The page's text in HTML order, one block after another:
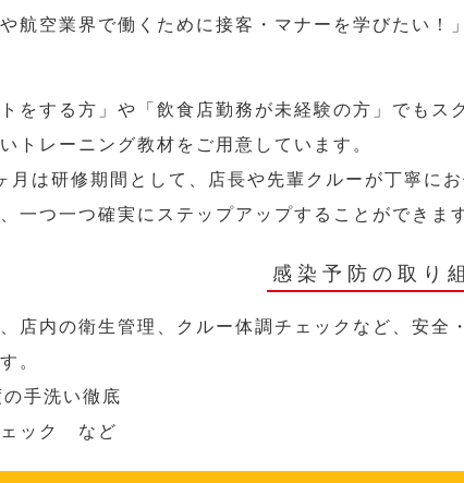
航空業界で働くために接客・マナーを学びたい！
トをする方」や「飲食店勤務が未経験の方」でも
トレーニング教材をご用意しています。
月は研修期間として、店長や先輩クルーが丁寧に
一つ一つ確実にステップアップすることができま
感染予防の取り
店内の衛生管理、クルー体調チェックなど、安
。
手洗い徹底
ェック など